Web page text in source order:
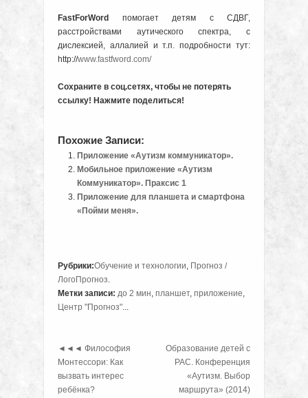
FastForWord
помогает детям с СДВГ,
расстройствами аутического спектра, с
дислексией, аллалией и т.п. подробности тут:
http://www.fastfword.com/
Сохраните в соц.сетях, чтобы не потерять
ссылку! Нажмите поделиться!
Похожие Записи:
Приложение «Аутизм коммуникатор».
Мобильное приложение «Аутизм
Коммуникатор». Праксис 1
Приложение для планшета и смартфона
«Пойми меня».
Рубрики:Обучение и технологии, Прогноз /
ЛогоПрогноз.
Метки записи: до 2 мин, планшет, приложение,
Центр "Прогноз"...
◄◄◄ Философия
Монтессори: Как
вызвать интерес
ребёнка?
Образование детей с
РАС. Конференция
«Аутизм. Выбор
маршрута» (2014)